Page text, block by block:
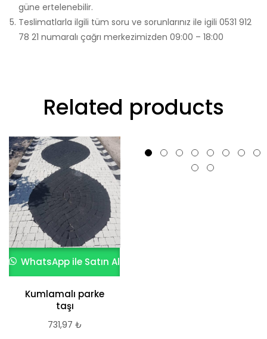
güne ertelenebilir.
Teslimatlarla ilgili tüm soru ve sorunlarınız ile igili 0531 912
78 21 numaralı çağrı merkezimizden 09:00 – 18:00
Related products
WhatsApp ile Satın Al
Kumlamalı parke
taşı
731,97 ₺